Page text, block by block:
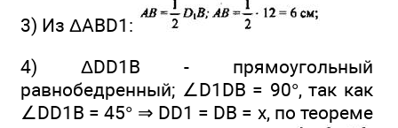
3) Из ΔABD1:
4) ΔDD1B - прямоугольный
равнобедренный; ∠D1DB = 90°, так как
∠DD1B = 45° ⇒ DD1 = DB = х, по теореме